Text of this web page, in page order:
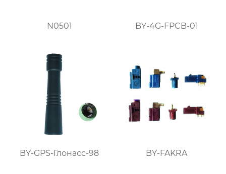
N0501 BY-4G-FPCB-01
BY-GPS-Глонасс-98 BY-FAKRA